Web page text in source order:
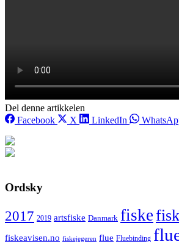
Del denne artikkelen
Facebook
X LinkedIn
Ordsky
2017 2019 artsfiske Danmark fiske
fiskeavisen.no fiskejegeren flue Fluebinding